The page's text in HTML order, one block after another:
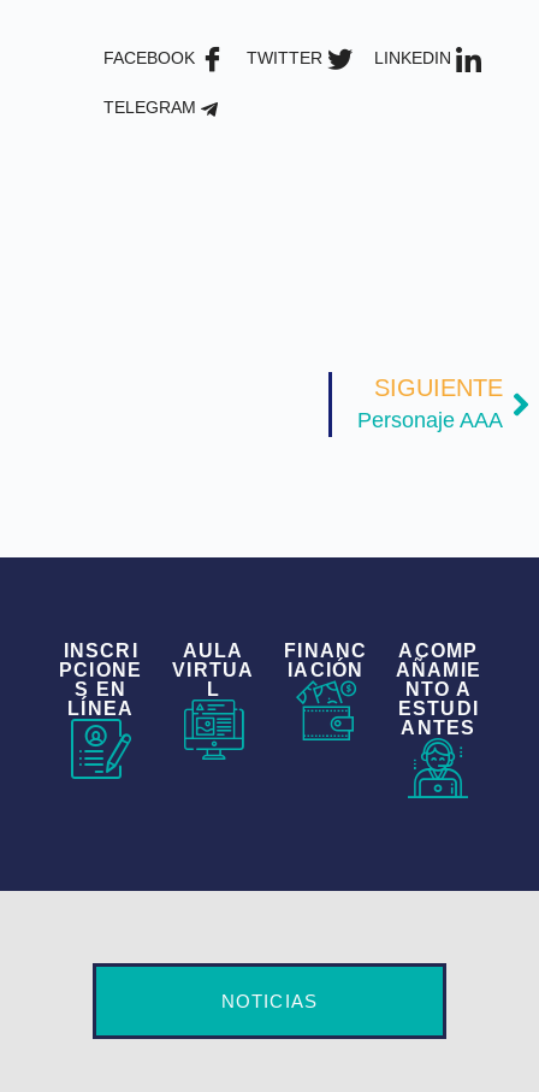
FACEBOOK TWITTER LINKEDIN
TELEGRAM
SIGUIENTE
Personaje AAA
INSCRI
PCIONE
S EN
LÍNEA
AULA
VIRTUA
L
FINANC
IACIÓN
ACOMP
AÑAMIE
NTO A
ESTUDI
ANTES
NOTICIAS